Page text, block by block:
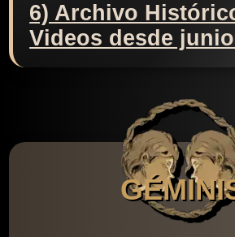
6) Archivo
Videos desde